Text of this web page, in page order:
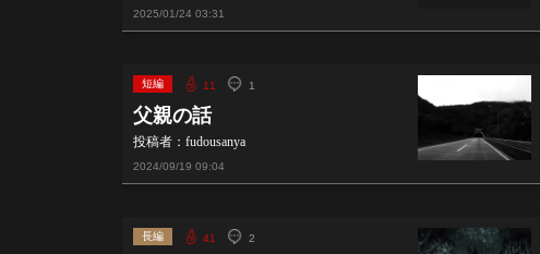
2025/01/24 03:31
短編 11 1
父親の話
投稿者：fudousanya
2024/09/19 09:04
長編 41 2